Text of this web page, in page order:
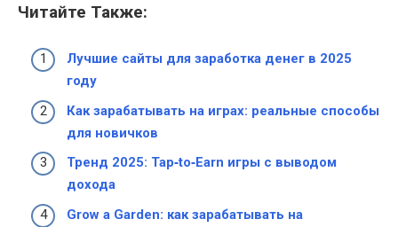
Читайте Также:
Лучшие сайты для заработка денег в 2025
году
Как зарабатывать на играх: реальные способы
для новичков
Тренд 2025: Tap‑to‑Earn игры с выводом
дохода
Grow a Garden: как зарабатывать на